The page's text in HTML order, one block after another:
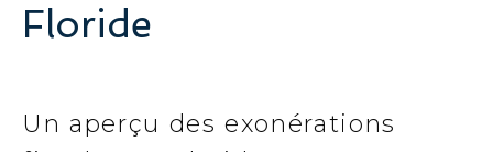
Floride
Un aperçu des exonérations